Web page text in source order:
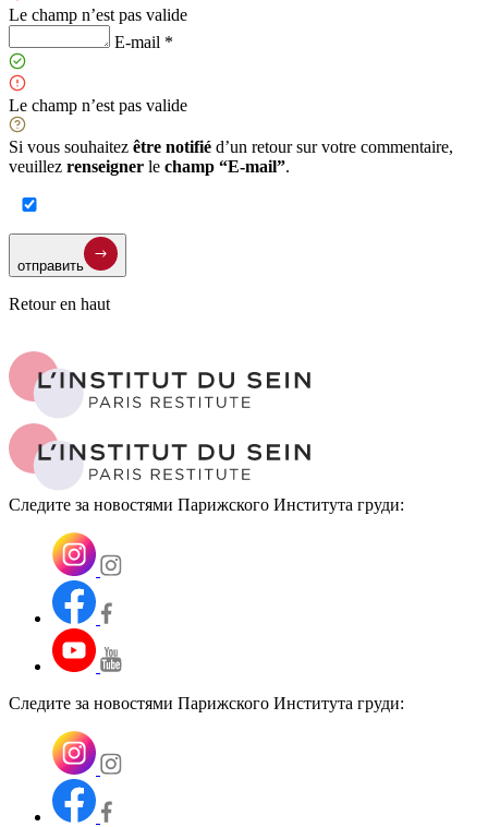
Le champ n’est pas valide
E-mail *
Le champ n’est pas valide
Si vous souhaitez être notifié d’un retour sur votre commentaire,
veuillez renseigner le champ “E-mail”.
отправить
Retour en haut
Следите за новостями Парижского Института груди:
Следите за новостями Парижского Института груди: